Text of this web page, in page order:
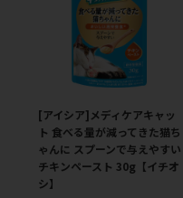
[アイシア]メディケアキャッ
ト 食べる量が減ってきた猫ち
ゃんに スプーンで与えやすい
チキンペースト 30g【イチオ
シ】